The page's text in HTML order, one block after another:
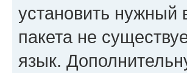
установить нужный
пакета не
язык.